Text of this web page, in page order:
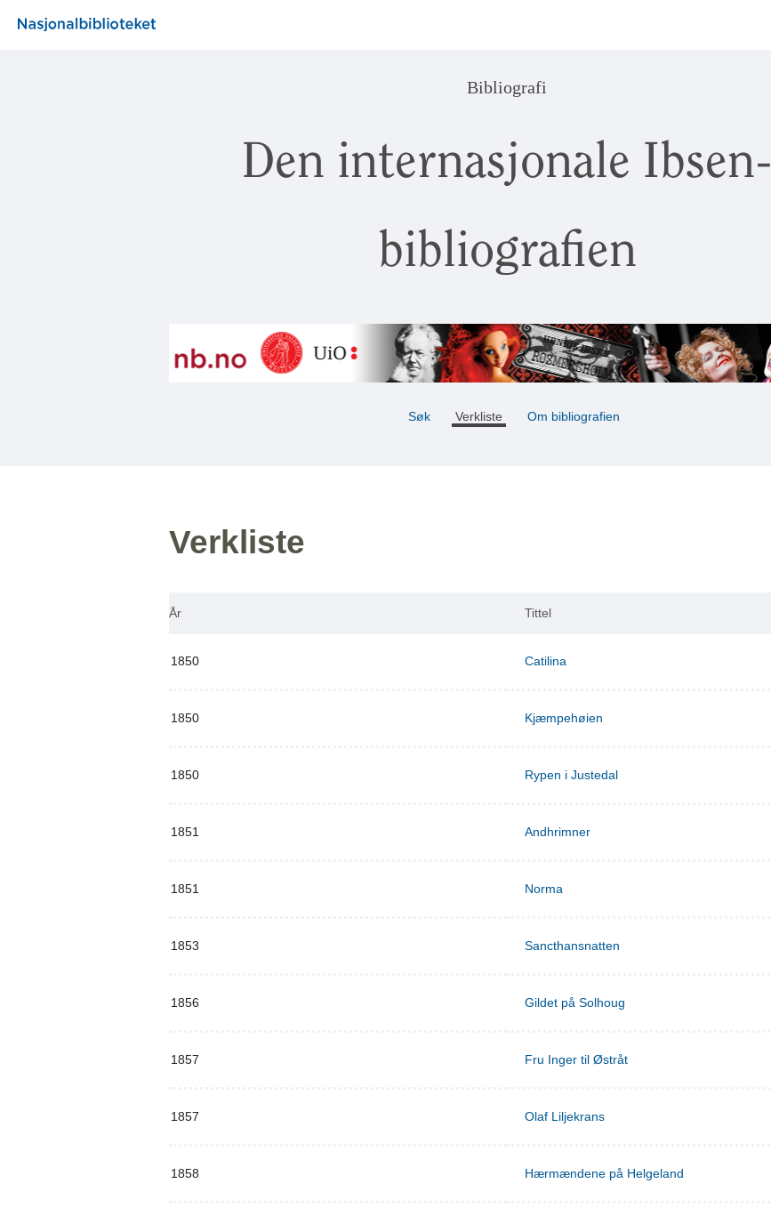
Bibliografi
Den internasjonale Ibsen-
bibliografien
Søk Verkliste Om bibliografien
Verkliste
År Tittel
1850 Catilina
1850 Kjæmpehøien
1850 Rypen i Justedal
1851 Andhrimner
1851 Norma
1853 Sancthansnatten
1856 Gildet på Solhoug
1857 Fru Inger til Østråt
1857 Olaf Liljekrans
1858 Hærmændene på Helgeland